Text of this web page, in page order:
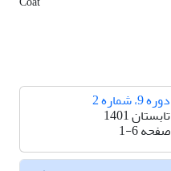
دوره 9، شماره 2
تابستان 1401
صفحه1-6